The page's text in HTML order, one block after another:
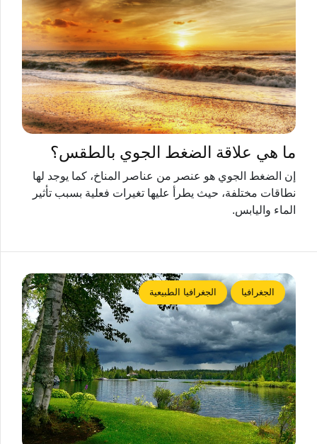
ما هي علاقة الضغط الجوي بالطقس؟
إن الضغط الجوي هو عنصر من عناصر المناخ، كما يوجد لها
نطاقات مختلفة، حيث يطرأ عليها تغيرات فعلية بسبب تأثير
الماء واليابس.
الجغرافيا الجغرافيا الطبيعية